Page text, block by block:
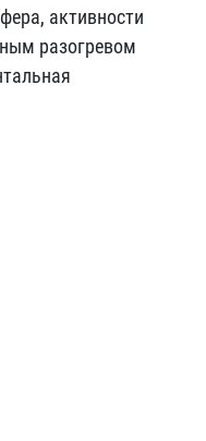
активности
разогревом